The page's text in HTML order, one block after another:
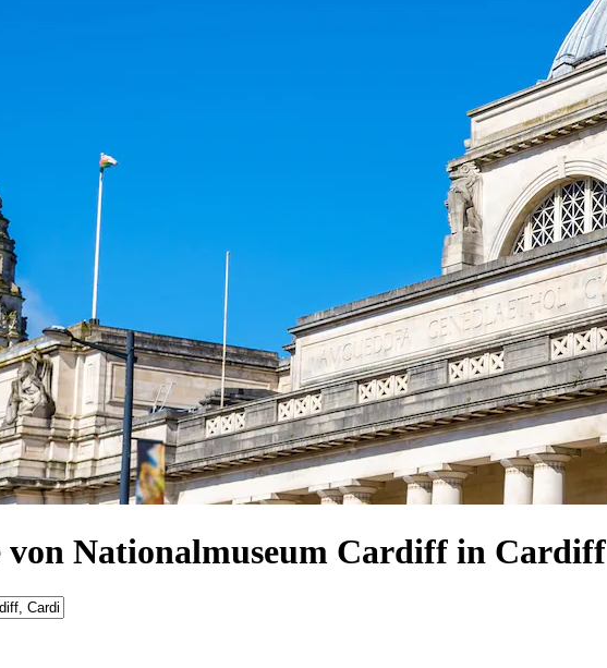
von Nationalmuseum Cardiff in Cardiff